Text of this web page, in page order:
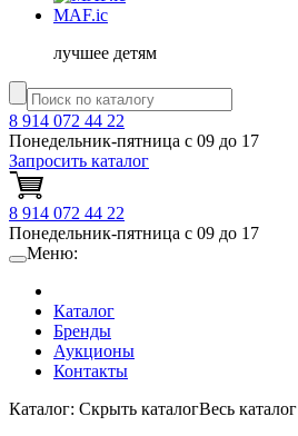
MAF.ic
лучшее детям
8 914 072 44 22
Понедельник-пятница с 09 до 17
Запросить каталог
8 914 072 44 22
Понедельник-пятница с 09 до 17
Меню:
Каталог
Бренды
Аукционы
Контакты
Каталог: Cкрыть каталогВесь каталог